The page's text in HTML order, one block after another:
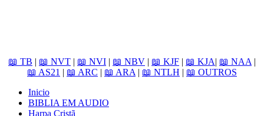
📖 TB | 📖 NVT | 📖 NVI | 📖 NBV | 📖 KJF | 📖 KJA| 📖 NAA |
📖 AS21 | 📖 ARC | 📖 ARA | 📖 NTLH | 📖 OUTROS
Inicio
BIBLIA EM AUDIO
Harpa Cristã